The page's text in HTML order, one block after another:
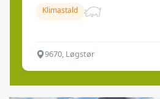
Klimastald
9670, Løgstør